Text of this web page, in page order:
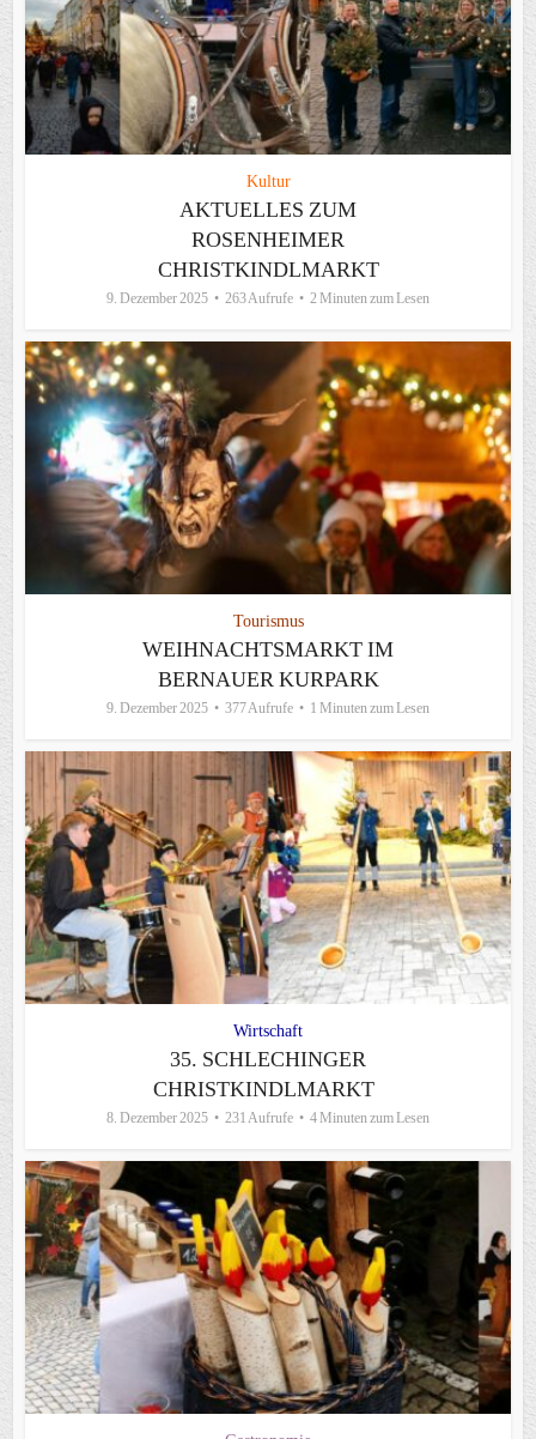
Kultur
AKTUELLES ZUM
ROSENHEIMER
CHRISTKINDLMARKT
9. Dezember 2025 263 Aufrufe 2 Minuten zum Lesen
Tourismus
WEIHNACHTSMARKT IM
BERNAUER KURPARK
9. Dezember 2025 377 Aufrufe 1 Minuten zum Lesen
Wirtschaft
35. SCHLECHINGER
CHRISTKINDLMARKT
8. Dezember 2025 231 Aufrufe 4 Minuten zum Lesen